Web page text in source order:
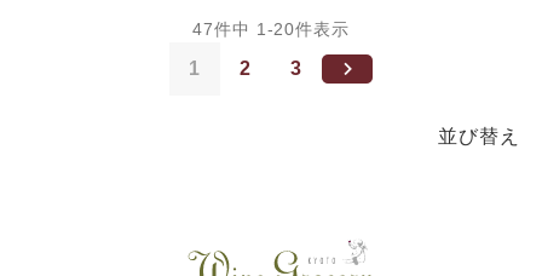
並び替え
47件中 1 -20件表示
1 2 3